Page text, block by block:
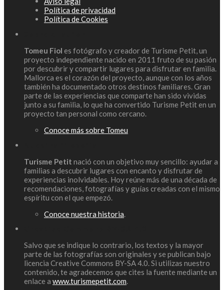
Política de privacidad
Política de Cookies
Tomeu Fiol es fotógrafo y creador de Turisme Petit, un
proyecto independiente nacido en 2011 fruto de su pasión
por descubrir y compartir lugares para disfrutar en familia.
Mallorca es el corazón del proyecto, aunque con los años
también ha documentado otros destinos familiares. Gran
parte de las experiencias que comparte han sido vividas
junto a su familia, lo que ha convertido Turisme Petit en un
proyecto tan personal como cercano.
Conoce más sobre Tomeu
Turisme Petit nació con un objetivo muy sencillo: ayudar a
familias a descubrir lugares con encanto y disfrutar de
experiencias inolvidables. Hoy reúne más de una década de
recomendaciones, fotografías y guías creadas con el mismo
espíritu con el que empezó.
Conoce nuestra historia
Salvo que se indique lo contrario, los textos y la mayor
parte de las fotografías son originales y se publican bajo
licencia Creative Commons BY-SA 4.0. Si utilizas nuestro
contenido, te agradecemos que cites la fuente mediante un
enlace a www.turismepetit.com.